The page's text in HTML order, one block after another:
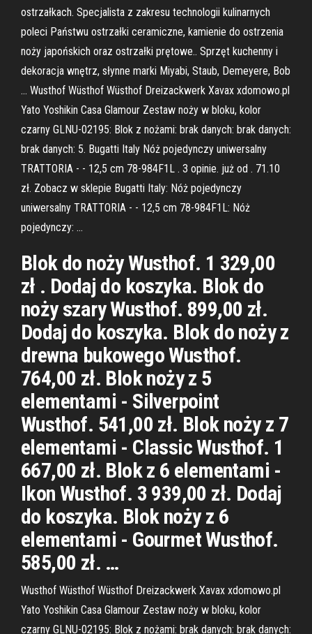
ostrzałkach. Specjalista z zakresu technologii kulinarnych
poleci Państwu ostrzałki ceramiczne, kamienie do ostrzenia
noży japońskich oraz ostrzałki prętowe.. Sprzęt kuchenny i
dekoracja wnętrz, słynne marki Miyabi, Staub, Demeyere, Bob
… Wusthof Wüsthof Wüsthof Dreizackwerk Xavax xdomowo.pl
Yato Yoshikin Casa Glamour Zestaw noży w bloku, kolor
czarny GLNU-02195: Blok z nożami: brak danych: brak danych:
brak danych: 5. Bugatti Italy Nóż pojedynczy uniwersalny
TRATTORIA - - 12,5 cm 78-984F1L . 3 opinie. już od . 71.10
zł. Zobacz w sklepie Bugatti Italy: Nóż pojedynczy
uniwersalny TRATTORIA - - 12,5 cm 78-984F1L: Nóż
pojedynczy: …
Blok do noży Wusthof. 1 329,00
zł . Dodaj do koszyka. Blok do
noży szary Wusthof. 899,00 zł.
Dodaj do koszyka. Blok do noży z
drewna bukowego Wusthof.
764,00 zł. Blok noży z 5
elementami - Silverpoint
Wusthof. 541,00 zł. Blok noży z 7
elementami - Classic Wusthof. 1
667,00 zł. Blok z 6 elementami -
Ikon Wusthof. 3 939,00 zł. Dodaj
do koszyka. Blok noży z 6
elementami - Gourmet Wusthof.
585,00 zł. …
Wusthof Wüsthof Wüsthof Dreizackwerk Xavax xdomowo.pl
Yato Yoshikin Casa Glamour Zestaw noży w bloku, kolor
czarny GLNU-02195: Blok z nożami: brak danych: brak danych: